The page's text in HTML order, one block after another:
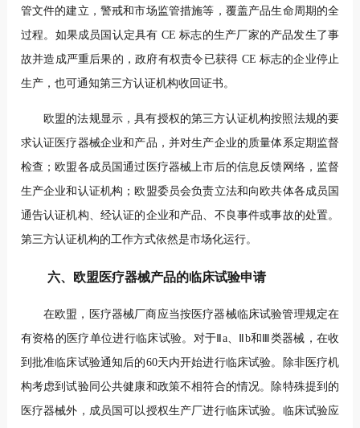
管文件的建立，警戒和市场监管措施等，覆盖产品生命周期的全
过程。 如果成员国认定具有 CE 标志的生产厂家的产品发生了事
故并造成严重后果的，政府有权责令已获得 CE 标志的企业停止
生产，也可通知第三方认证机构收回证书。
欧盟的法规显示，具有授权的第三方认证机构按照法规的要
求认证医疗器械企业和产品，并对生产企业的质量体系定期监督
检查；欧盟各成员国通过医疗器械上市后的信息反馈网络，监督
生产企业和认证机构；欧盟委员会负责立法和向欧共体各成员国
通告认证机构、经认证的企业和产品、不良事件或事故的处置。
第三方认证机构的工作方式依然是市场化运行。
六、欧盟医疗器械产品的临床试验申请
在欧盟，医疗器械厂商应当按医疗器械临床试验管理规定在
有资格的医疗单位进行临床试验。对于Ⅱa、Ⅱb和Ⅲ类器械，在收
到批准临床试验通知后的60天内开始进行临床试验。除非医疗机
构考虑到试验同公共健康和政策不相符合的情况。除特殊提到的
医疗器械外，成员国可以授权生产厂进行临床试验。临床试验应